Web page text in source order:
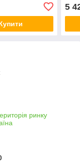
5
ринку